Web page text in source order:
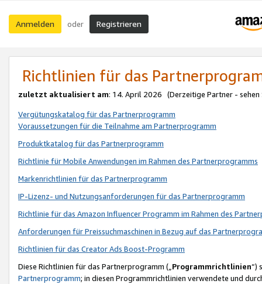
Anmelden oder Registrieren
Richtlinien für das
zuletzt aktualisiert am: 14. April 2026 (Derzeitige Partner - sehen
Vergütungskatalog für das Partnerprogramm
Voraussetzungen für die Teilnahme am Partnerprogramm
Produktkatalog für das Partnerprogramm
Richtlinie für Mobile Anwendungen im Rahmen des Partnerprogramms
Markenrichtlinien für das Partnerprogramm
IP-Lizenz- und Nutzungsanforderungen für das Partnerprogramm
Richtlinie für das Amazon Influencer Programm im Rahmen des
Anforderungen für Preissuchmaschinen in Bezug auf das
Richtlinien für das Creator Ads Boost-Programm
Diese Richtlinien für das Partnerprogramm („Programmrichtlinien“)
Partnerprogramm; in diesen Programmrichtlinien verwendete und